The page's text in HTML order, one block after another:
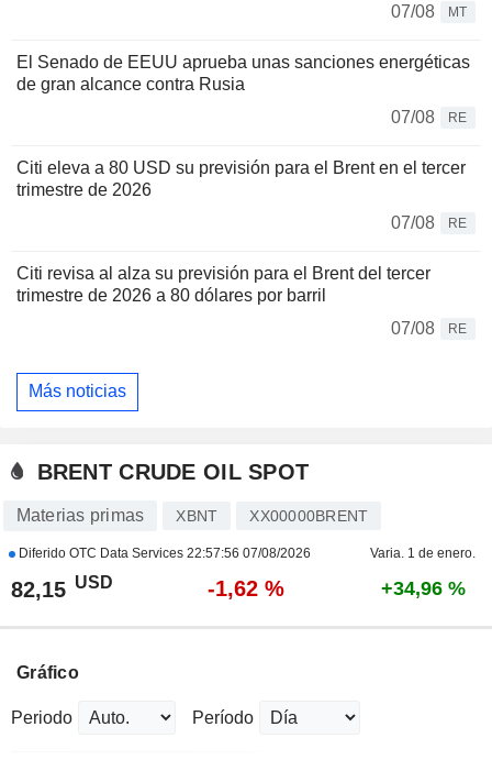
07/08
MT
El Senado de EEUU aprueba unas sanciones energéticas
de gran alcance contra Rusia
07/08
RE
Citi eleva a 80 USD su previsión para el Brent en el tercer
trimestre de 2026
07/08
RE
Citi revisa al alza su previsión para el Brent del tercer
trimestre de 2026 a 80 dólares por barril
07/08
RE
Más noticias
BRENT CRUDE OIL SPOT
Materias primas XBNT XX00000BRENT
Diferido OTC Data Services 22:57:56 07/08/2026 Varia. 1 de enero.
82,15 USD -1,62 % +34,96 %
Gráfico
Periodo Período